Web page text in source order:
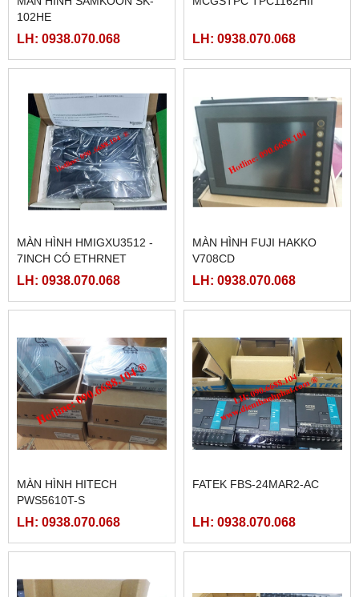
102HE
LH: 0938.070.068 LH: 0938.070.068
MÀN HÌNH HMIGXU3512 -
7INCH CÓ ETHRNET
LH: 0938.070.068
MÀN HÌNH FUJI HAKKO
V708CD
LH: 0938.070.068
MÀN HÌNH HITECH
PWS5610T-S
LH: 0938.070.068
FATEK FBS-24MAR2-AC
LH: 0938.070.068